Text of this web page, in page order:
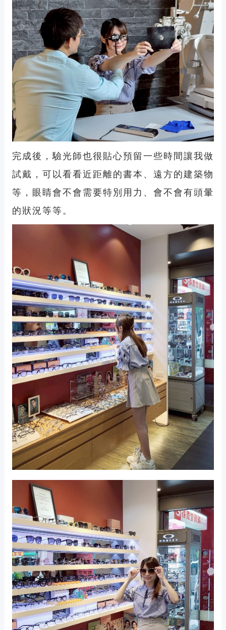
完成後，驗光師也很貼心預留一些時間讓我做
試戴，可以看看近距離的書本、遠方的建築物
等，眼睛會不會需要特別用力、會不會有頭暈
的狀況等等。